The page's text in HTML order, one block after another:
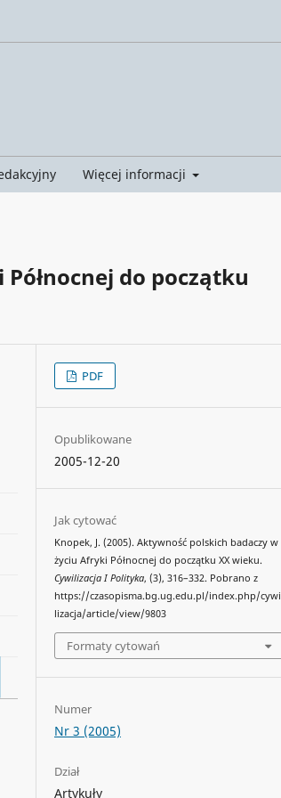
Więcej informacji
do początku
PDF
Opublikowane
2005-12-20
Jak cytować
Knopek, J. (2005). Aktywność polskich badaczy w
życiu Afryki Północnej do początku XX wieku.
Cywilizacja I Polityka, (3), 316–332. Pobrano z
https://czasopisma.bg.ug.edu.pl/index.php/cywi
lizacja/article/view/9803
Formaty cytowań
Numer
Nr 3 (2005)
Dział
Artykuły